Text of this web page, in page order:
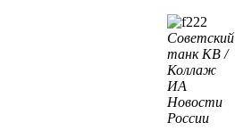
Советский
танк КВ /
Коллаж
ИА
Новости
России